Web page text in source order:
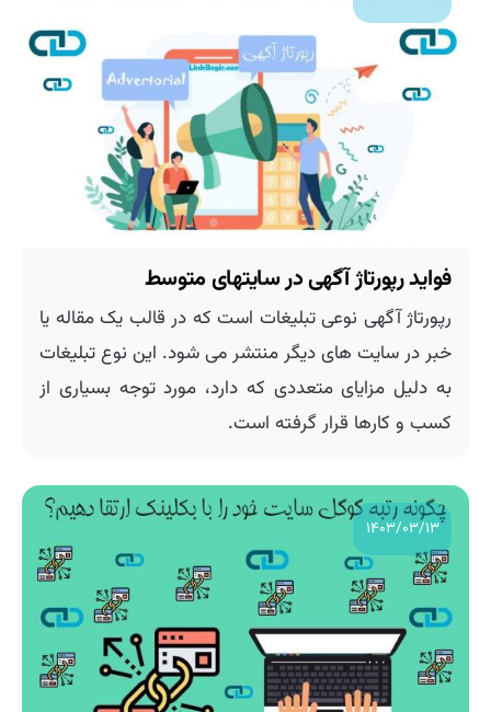
درباره ما
آموزش
فواید رپورتاژ آگهی در سایتهای متوسط
رپورتاژ آگهی نوعی تبلیغات است که در قالب یک مقاله یا
خبر در سایت های دیگر منتشر می شود. این نوع تبلیغات
به دلیل مزایای متعددی که دارد، مورد توجه بسیاری از
کسب و کارها قرار گرفته است.
۱۴۰۳/۰۳/۱۳